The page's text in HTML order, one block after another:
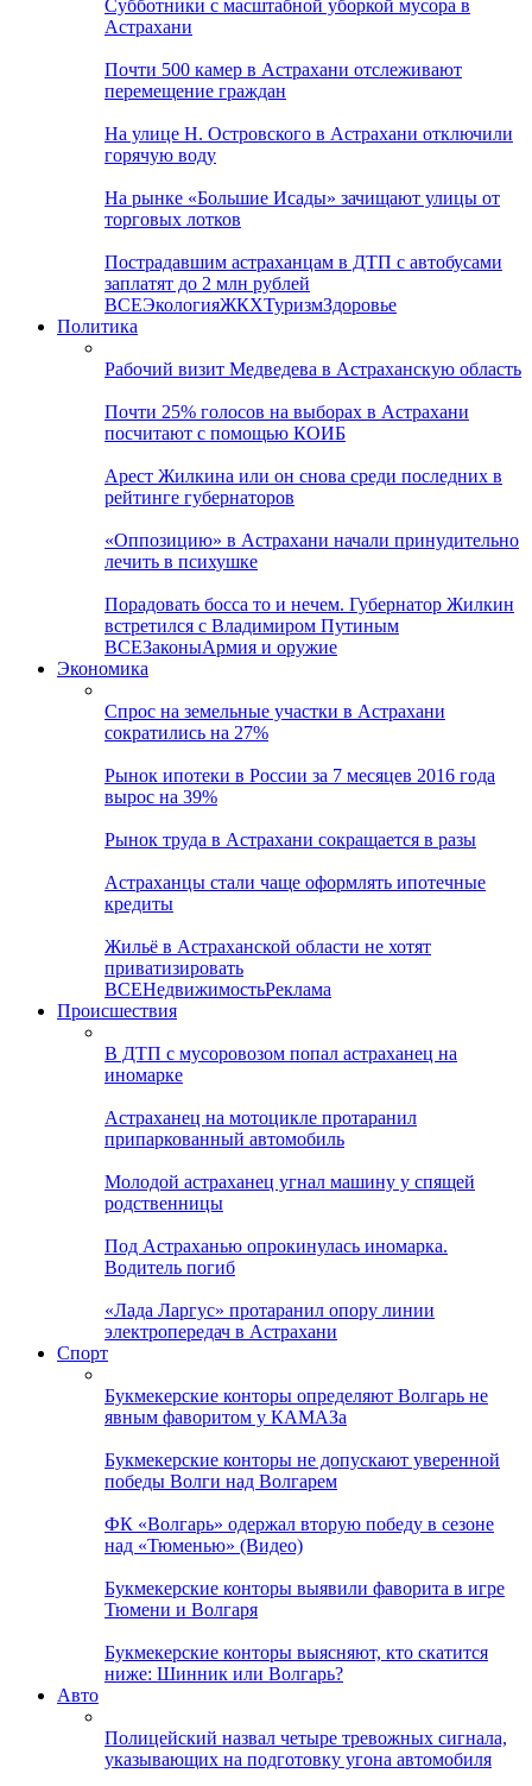
Субботники с масштабной уборкой мусора в
Астрахани
Почти 500 камер в Астрахани отслеживают
перемещение граждан
На улице Н. Островского в Астрахани отключили
горячую воду
На рынке «Большие Исады» зачищают улицы от
торговых лотков
Пострадавшим астраханцам в ДТП с автобусами
заплатят до 2 млн рублей
ВСЕЭкологияЖКХТуризмЗдоровье
Политика
Рабочий визит Медведева в Астраханскую область
Почти 25% голосов на выборах в Астрахани
посчитают с помощью КОИБ
Арест Жилкина или он снова среди последних в
рейтинге губернаторов
«Оппозицию» в Астрахани начали принудительно
лечить в психушке
Порадовать босса то и нечем. Губернатор Жилкин
встретился с Владимиром Путиным
ВСЕЗаконыАрмия и оружие
Экономика
Спрос на земельные участки в Астрахани
сократились на 27%
Рынок ипотеки в России за 7 месяцев 2016 года
вырос на 39%
Рынок труда в Астрахани сокращается в разы
Астраханцы стали чаще оформлять ипотечные
кредиты
Жильё в Астраханской области не хотят
приватизировать
ВСЕНедвижимостьРеклама
Происшествия
В ДТП с мусоровозом попал астраханец на
иномарке
Астраханец на мотоцикле протаранил
припаркованный автомобиль
Молодой астраханец угнал машину у спящей
родственницы
Под Астраханью опрокинулась иномарка.
Водитель погиб
«Лада Ларгус» протаранил опору линии
электропередач в Астрахани
Спорт
Букмекерские конторы определяют Волгарь не
явным фаворитом у КАМАЗа
Букмекерские конторы не допускают уверенной
победы Волги над Волгарем
ФК «Волгарь» одержал вторую победу в сезоне
над «Тюменью» (Видео)
Букмекерские конторы выявили фаворита в игре
Тюмени и Волгаря
Букмекерские конторы выясняют, кто скатится
ниже: Шинник или Волгарь?
Авто
Полицейский назвал четыре тревожных сигнала,
указывающих на подготовку угона автомобиля